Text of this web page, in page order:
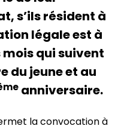
s’ils résident à
légale est à
qui suivent
du jeune et au
anniversaire.
la convocation à